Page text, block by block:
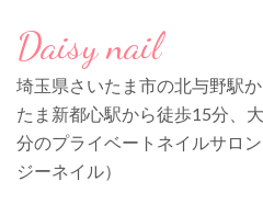
Daisy nail
埼玉県さいたま市の北与野駅
たま新都心駅から徒歩15分、
分のプライベートネイルサロン
ジーネイル）